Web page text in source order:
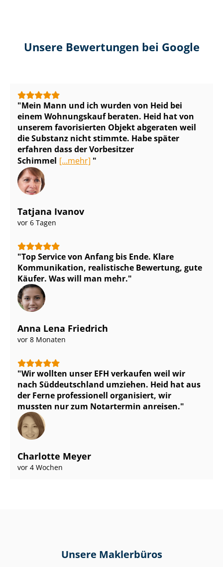
Unsere Bewertungen bei Google
Mein Mann und ich wurden von Heid bei
einem Wohnungskauf beraten. Heid hat von
unserem favorisierten Objekt abgeraten weil
die Substanz nicht stimmte. Habe später
erfahren dass der Vorbesitzer
Schimmel [...mehr]
Tatjana Ivanov
vor 6 Tagen
Top Service von Anfang bis Ende. Klare
Kommunikation, realistische Bewertung, gute
Käufer. Was will man mehr.
Anna Lena Friedrich
vor 8 Monaten
Wir wollten unser EFH verkaufen weil wir
nach Süddeutschland umziehen. Heid hat aus
der Ferne professionell organisiert, wir
mussten nur zum Notartermin anreisen.
Charlotte Meyer
vor 4 Wochen
Unsere Maklerbüros